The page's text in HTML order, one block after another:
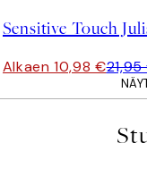
Sensitive Touch
Alkaen 10,98 €